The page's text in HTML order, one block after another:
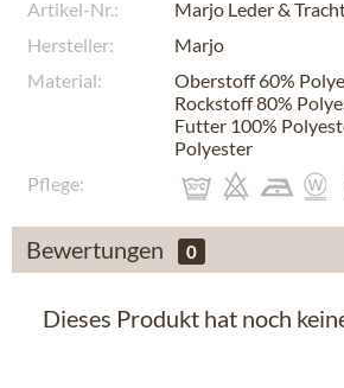
Artikel-Nr.:
Marjo Leder &
Hersteller:
Marjo
Material:
Oberstoff 60%
Rockstoff 80%
Futter 100%
Polyester
Pflege:
Bewertungen 0
Dieses Produkt hat noch